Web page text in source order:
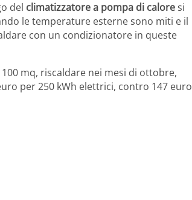
del climatizzatore a pompa di caloresi
le temperature esterne sono miti e il
con un condizionatore in queste
mq, riscaldare nei mesi di ottobre,
per 250 kWh elettrici, contro 147 euro